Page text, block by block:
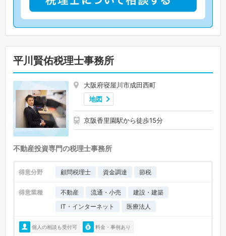
平川賢佑税理士事務所
大阪府寝屋川市成田西町
地図
京阪香里園駅から徒歩15分
不動産投資専門の税理士事務所
得意分野 顧問税理士 資金調達 節税
得意業種 不動産 流通・小売
建設・建築
IT・インターネット
医療法人
個人の相談も受付可 料金・事例あり